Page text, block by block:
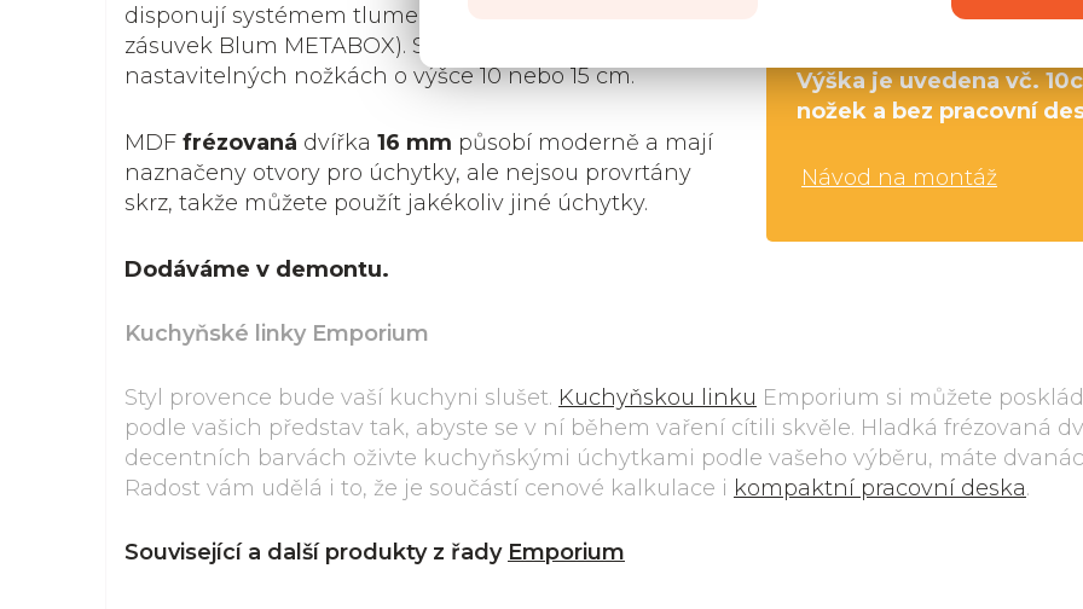
Výška je uvedena vč.
nožek a bez pracovní
Návod na montáž
disponují systémem tlumeného dovírání (kromě
zásuvek Blum METABOX). Skříňky stojí na
nastavitelných nožkách o výšce 10 nebo 15 cm.
MDF frézovaná dvířka 16 mm působí moderně a mají
naznačeny otvory pro úchytky, ale nejsou provrtány
skrz, takže můžete použít jakékoliv jiné úchytky.
Dodáváme v demontu.
Kuchyňské linky Emporium
Styl provence bude vaší kuchyni slušet. Kuchyňskou linku Emporium si můžete
podle vašich představ tak, abyste se v ní během vaření cítili skvěle. Hladká frézovaná
decentních barvách oživte kuchyňskými úchytkami podle vašeho výběru, máte
Radost vám udělá i to, že je součástí cenové kalkulace i kompaktní pracovní deska.
Související a další produkty z řady Emporium